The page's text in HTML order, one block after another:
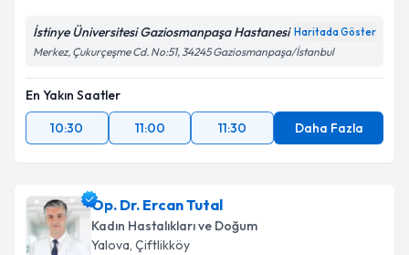
İstinye Üniversitesi Gaziosmanpaşa Hastanesi Haritada Göster
Merkez, Çukurçeşme Cd. No:51, 34245 Gaziosmanpaşa/İstanbul
En Yakın Saatler
10:30
11:00 11:30 Daha Fazla
Op. Dr. Ercan Tutal
Kadın Hastalıkları ve Doğum
Yalova, Çiftlikköy